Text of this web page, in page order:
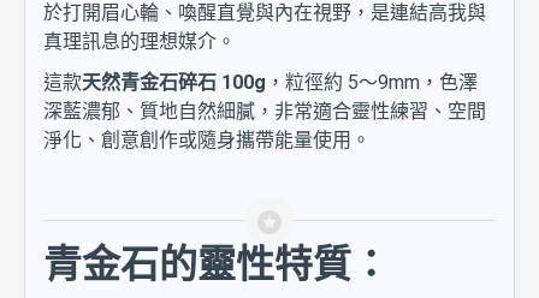
於打開眉心輪、喚醒直覺與內在視野，是連結高我與
真理訊息的理想媒介。
這款天然青金石碎石 100g ，粒徑約 5～9mm，色澤
深藍濃郁、質地自然細膩，非常適合靈性練習、空間
淨化、創意創作或隨身攜帶能量使用。
青金石的靈性特質：